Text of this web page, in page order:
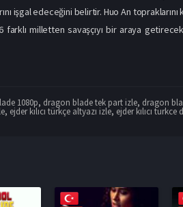
işgal edeceğini belirtir. Huo An
milletten savaşçıyı bir araya
1080p, dragon blade tek part izle, dragon
, ejder kılıcı türkçe altyazı izle, ejder kılıcı turkce